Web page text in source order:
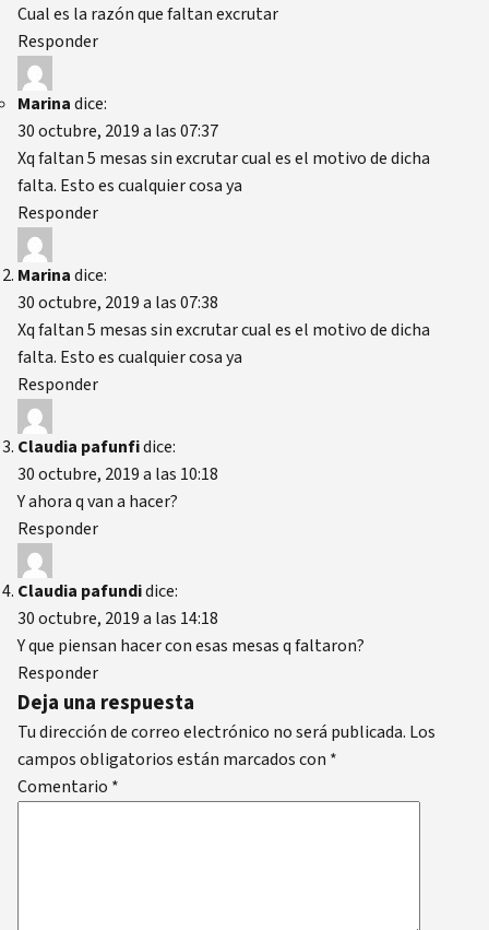
Cual es la razón que faltan excrutar
Responder
Marinadice:
30 octubre, 2019 a las 07:37
Xq faltan 5 mesas sin excrutar cual es el motivo de dicha
falta. Esto es cualquier cosa ya
Responder
Marinadice:
30 octubre, 2019 a las 07:38
Xq faltan 5 mesas sin excrutar cual es el motivo de dicha
falta. Esto es cualquier cosa ya
Responder
Claudia pafunfidice:
30 octubre, 2019 a las 10:18
Y ahora q van a hacer?
Responder
Claudia pafundidice:
30 octubre, 2019 a las 14:18
Y que piensan hacer con esas mesas q faltaron?
Responder
Deja una respuesta
Tu dirección de correo electrónico no será publicada. Los
campos obligatorios están marcados con *
Comentario *